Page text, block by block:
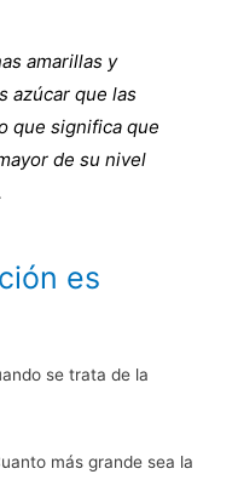
amarillas y
azúcar que las
que significa que
de su nivel
es
se trata de la
más grande sea la